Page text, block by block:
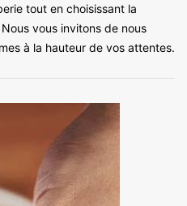
tout en choisissant la
vous invitons de nous
à la hauteur de vos attentes.